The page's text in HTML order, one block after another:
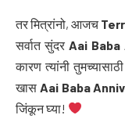
तर मित्रांनो, आजच
सर्वात सुंदर Aai
कारण त्यांनी
खास Aai Baba
जिंकून घ्या!